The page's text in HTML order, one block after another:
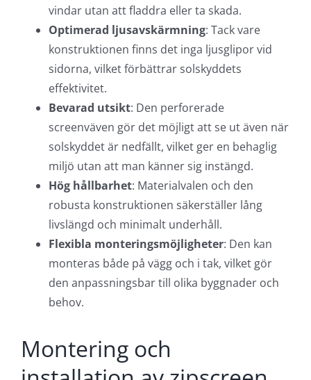
en effektiv avskärmning samtidigt som utsikten
bevaras.
Fördelar med zipscreen
Zipscreen erbjuder många fördelar jämfört med
traditionella solskyddslösningar. Några av de
främsta fördelarna inkluderar:
Vindstabilitet: Den spända väven och Zip-
tekniken gör att den kan stå emot kraftiga
vindar utan att fladdra eller ta skada.
Optimerad ljusavskärmning: Tack vare
konstruktionen finns det inga ljusglipor vid
sidorna, vilket förbättrar solskyddets
effektivitet.
screenväven gör det möjligt att se ut även när
solskyddet är nedfällt, vilket ger en behaglig